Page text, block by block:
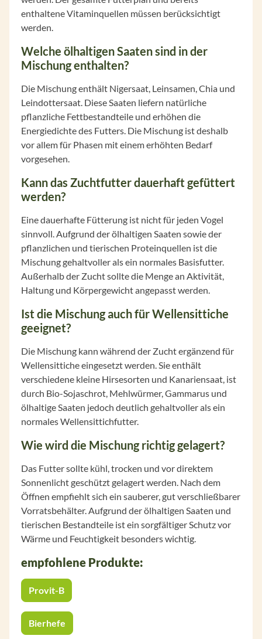
enthaltene Vitaminquellen müssen berücksichtigt
werden.
Welche ölhaltigen Saaten sind in der
Mischung enthalten?
Die Mischung enthält Nigersaat, Leinsamen, Chia und
Leindottersaat. Diese Saaten liefern natürliche
pflanzliche Fettbestandteile und erhöhen die
Energiedichte des Futters. Die Mischung ist deshalb
vor allem für Phasen mit einem erhöhten Bedarf
vorgesehen.
Kann das Zuchtfutter dauerhaft gefüttert
werden?
Eine dauerhafte Fütterung ist nicht für jeden Vogel
sinnvoll. Aufgrund der ölhaltigen Saaten sowie der
pflanzlichen und tierischen Proteinquellen ist die
Mischung gehaltvoller als ein normales Basisfutter.
Außerhalb der Zucht sollte die Menge an Aktivität,
Haltung und Körpergewicht angepasst werden.
Ist die Mischung auch für Wellensittiche
geeignet?
Die Mischung kann während der Zucht ergänzend für
Wellensittiche eingesetzt werden. Sie enthält
verschiedene kleine Hirsesorten und Kanariensaat, ist
durch Bio-Sojaschrot, Mehlwürmer, Gammarus und
ölhaltige Saaten jedoch deutlich gehaltvoller als ein
normales Wellensittichfutter.
Wie wird die Mischung richtig gelagert?
Das Futter sollte kühl, trocken und vor direktem
Sonnenlicht geschützt gelagert werden. Nach dem
Öffnen empfiehlt sich ein sauberer, gut verschließbarer
Vorratsbehälter. Aufgrund der ölhaltigen Saaten und
tierischen Bestandteile ist ein sorgfältiger Schutz vor
Wärme und Feuchtigkeit besonders wichtig.
empfohlene Produkte:
Provit-B
Bierhefe